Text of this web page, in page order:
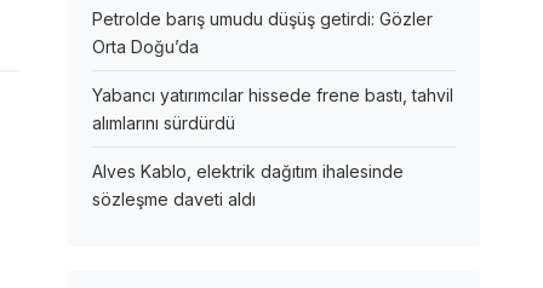
Petrolde barış umudu düşüş getirdi: Gözler
Orta Doğu’da
Yabancı yatırımcılar hissede frene bastı, tahvil
alımlarını sürdürdü
Alves Kablo, elektrik dağıtım ihalesinde
sözleşme daveti aldı